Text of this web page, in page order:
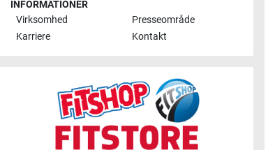
INFORMATIONER
Virksomhed
Presseområde
Karriere
Kontakt